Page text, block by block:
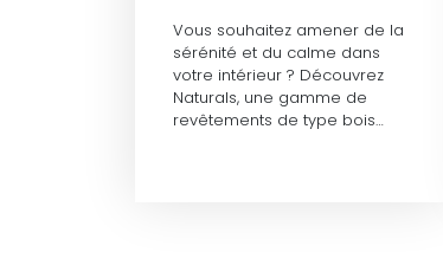
Vous souhaitez amener de la
sérénité et du calme dans
votre intérieur ? Découvrez
Naturals, une gamme de
revêtements de type bois…